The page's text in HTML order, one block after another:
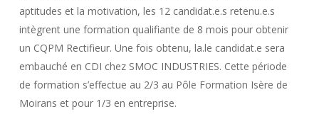
aptitudes et la motivation, les 12 candidat.e.s retenu.e.s
intègrent une formation qualifiante de 8 mois pour obtenir
un CQPM Rectifieur. Une fois obtenu, la.le candidat.e sera
embauché en CDI chez SMOC INDUSTRIES. Cette période
de formation s’effectue au 2/3 au Pôle Formation Isère de
Moirans et pour 1/3 en entreprise.